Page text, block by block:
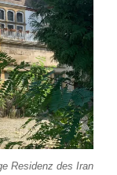
Residenz des Iran